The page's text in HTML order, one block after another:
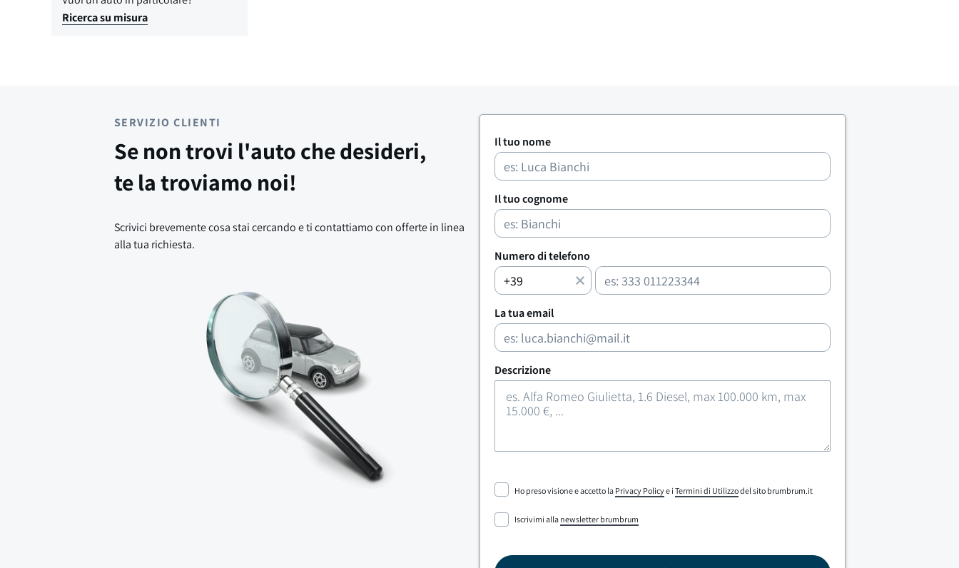
Ricerca su misura
SERVIZIO CLIENTI
Se non trovi l'auto che desideri,
te la troviamo noi!
Scrivici brevemente cosa stai cercando e ti contattiamo con offerte in linea
alla tua richiesta.
Il tuo nome
Il tuo cognome
Numero di telefono
La tua email
Descrizione
Ho preso visione e accetto la Privacy Policye i Termini di Utilizzodel sito brumbrum.it
Iscrivimi alla newsletter brumbrum